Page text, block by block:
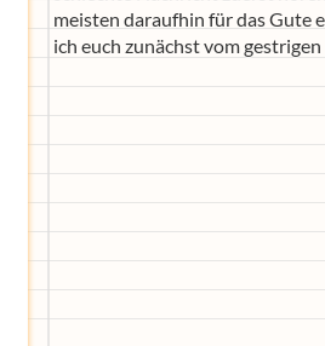
meisten daraufhin für das Gute
ich euch zunächst vom